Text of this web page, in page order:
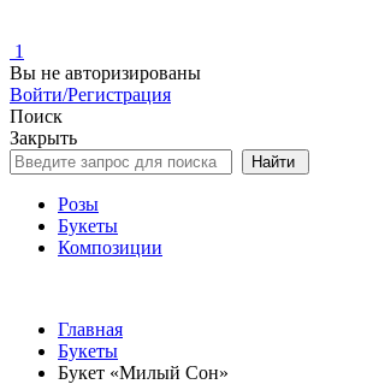
1
Вы не авторизированы
Войти/Регистрация
Поиск
Закрыть
Найти
Розы
Букеты
Композиции
Главная
Букеты
Букет «Милый Сон»